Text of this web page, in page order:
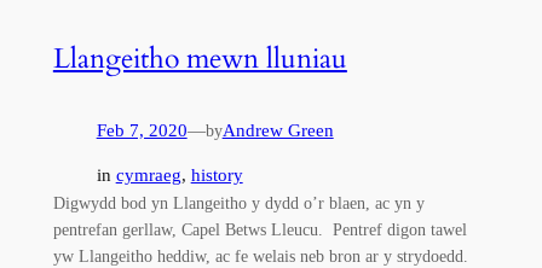
Llangeitho mewn lluniau
Feb 7, 2020—byAndrew Green
in cymraeg, history
Digwydd bod yn Llangeitho y dydd o’r blaen, ac yn y
pentrefan gerllaw, Capel Betws Lleucu. Pentref digon tawel
yw Llangeitho heddiw, ac fe welais neb bron ar y strydoedd.